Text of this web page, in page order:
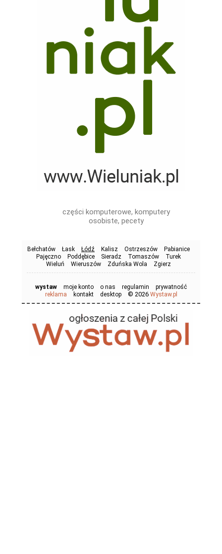
części komputerowe, komputery
osobiste, pecety
Bełchatów Łask Łódź Kalisz Ostrzeszów
Pabianice
Pajęczno
Poddębice Sieradz Tomaszów
Turek
Wieluń
Wieruszów Zduńska Wola Zgierz
wystaw moje konto o nas regulamin
prywatność
reklama
kontakt desktop © 2026 Wystaw.pl